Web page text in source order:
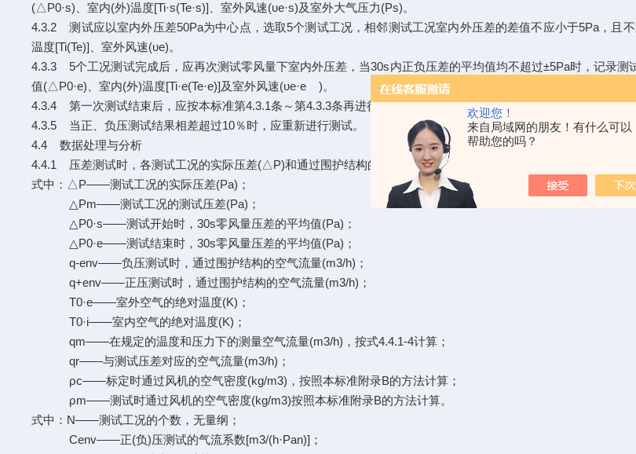
欢迎您！
来自局域网的朋友！有什么可以
帮助您的吗？
(△P0·s)、室内(外)温度[Ti·s(Te·s)]、室外风速(υe·s)及室外大气压力(Ps)。
4.3.2 测试应以室内外压差50Pa为中心点，选取5个测试工况，相邻测试工况室内外压差的差值不应小于5Pa，且
温度[Ti(Te)]、室外风速(υe)。
4.3.3 5个工况测试完成后，应再次测试零风量下室内外压差，当30s内正负压差的平均值均不超过±5Pa时，记录
值(△P0·e)、室内(外)温度[Ti·e(Te·e)]及室外风速(υe·e )。
4.3.4 第一次测试结束后，应按本标准第4.3.1条～第4.3.3条再进行一次反向压差测试。
4.3.5 当正、负压测试结果相差超过10％时，应重新进行测试。
4.4 数据处理与分析
4.4.1 压差测试时，各测试工况的实际压差(△P)和通过围护结构的空气渗流量(qenv)应按下列公式计算：
式中：△P——测试工况的实际压差(Pa)；
△Pm——测试工况的测试压差(Pa)；
△P0·s——测试开始时，30s零风量压差的平均值(Pa)；
△P0·e——测试结束时，30s零风量压差的平均值(Pa)；
q-env——负压测试时，通过围护结构的空气流量(m3/h)；
q+env——正压测试时，通过围护结构的空气流量(m3/h)；
T0·e——室外空气的绝对温度(K)；
T0·i——室内空气的绝对温度(K)；
qm——在规定的温度和压力下的测量空气流量(m3/h)，按式4.4.1-4计算；
qr——与测试压差对应的空气流量(m3/h)；
ρc——标定时通过风机的空气密度(kg/m3)，按照本标准附录B的方法计算；
ρm——测试时通过风机的空气密度(kg/m3)按照本标准附录B的方法计算。
式中：N——测试工况的个数，无量纲；
Cenv——正(负)压测试的气流系数[m3/(h·Pan)]；